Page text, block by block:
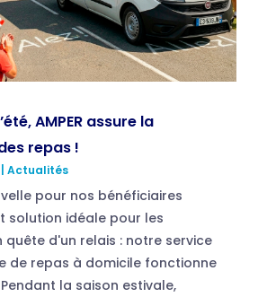
AMPER assure la
repas !
Actualités
pour nos bénéficiaires
solution idéale pour les
quête d'un relais : notre service
de repas à domicile fonctionne
la saison estivale,